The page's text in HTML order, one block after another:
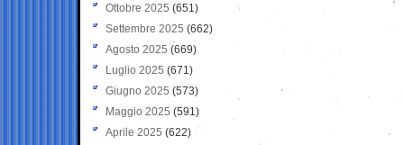
Ottobre 2025 (651)
Settembre 2025 (662)
Agosto 2025 (669)
Luglio 2025 (671)
Giugno 2025 (573)
Maggio 2025 (591)
Aprile 2025 (622)